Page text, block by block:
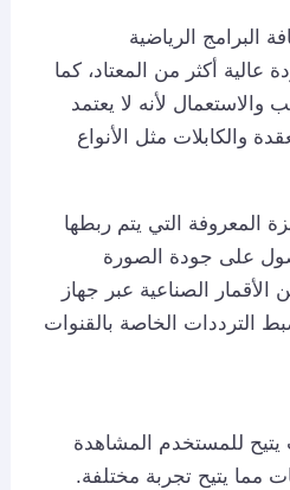
البرامج الرياضية
عالية أكثر من المعتاد، كما
والاستعمال لأنه لا يعتمد
والكابلات مثل الأنواع
المعروفة التي يتم ربطها
على جودة الصورة
الأقمار الصناعية عبر جهاز
الترددات الخاصة بالقنوات
يتيح للمستخدم المشاهدة
مما يتيح تجربة مختلفة.